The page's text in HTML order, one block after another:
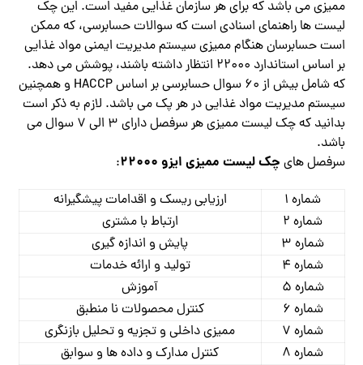
ممیزی می باشد که برای هر سازمان غذایی مفید است. این چک
لیست ها راهنمای اسنادی است که سوالات حسابرسی، که ممکن
است حسابرسان هنگام ممیزی سیستم مدیریت ایمنی مواد غذایی
بر اساس استاندارد 22000 انتظار داشته باشند، پوشش می دهد.
که شامل بیش از 60 سوال حسابرسی بر اساس HACCP و همچنین
سیستم مدیریت مواد غذایی در هر پک می باشد. لازم به ذکر است
بدانید که چک لیست ممیزی هر سرفصل دارای 3 الی 7 سوال می
باشد.
سرفصل های چک لیست ممیزی ایزو 22000
:
شماره 1
ارزیابی ریسک و اقدامات پیشگیرانه
شماره 2
ارتباط با مشتری
شماره 3
پایش و اندازه گیری
شماره 4
تولید و ارائه خدمات
شماره 5
آموزش
شماره 6
کنترل محصولات نا منطبق
شماره 7
ممیزی داخلی و تجزیه و تحلیل بازنگری
شماره 8
کنترل مدارک و داده ها و سوابق